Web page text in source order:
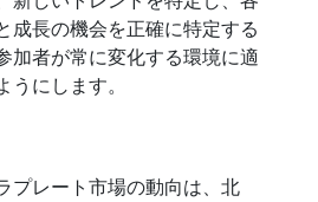
成長の機会を正確に特定する
加者が常に変化する環境に適
うにします。
プレート市場の動向は、北